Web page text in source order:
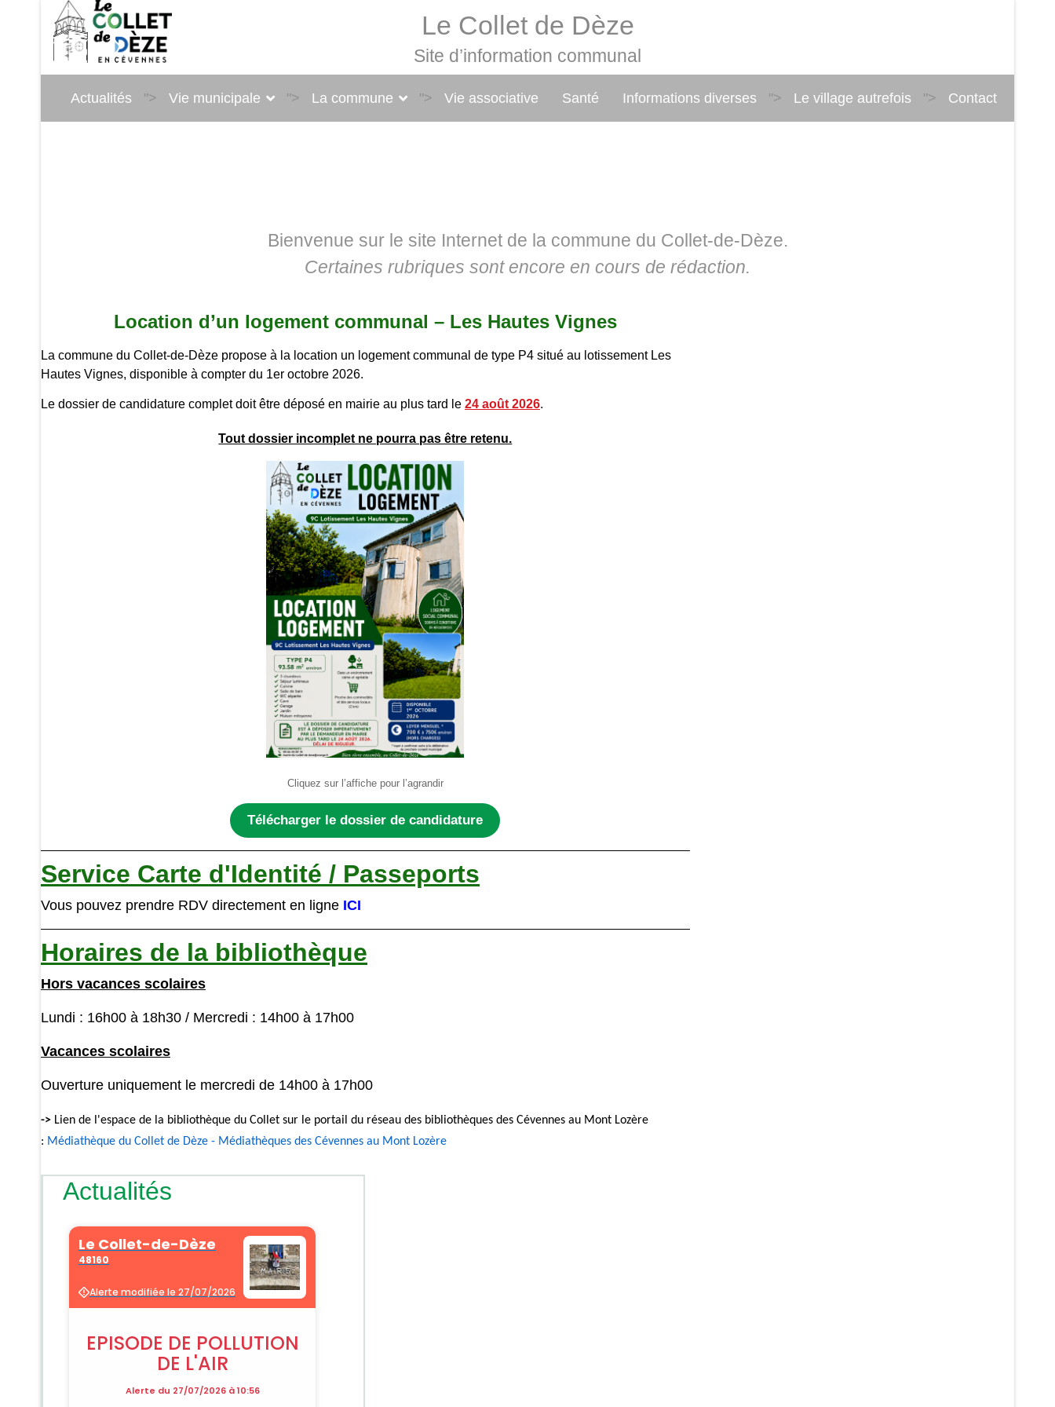
Le Collet de Dèze
Site d’information communal
Actualités "> Vie municipale "> La commune "> Vie associative Santé Informations diverses "> Le village autrefois "> Contact
Bienvenue sur le site Internet de la commune du Collet-de-Dèze.
Certaines rubriques sont encore en cours de rédaction.
Location d’un logement communal – Les Hautes Vignes
La commune du Collet-de-Dèze propose à la location un logement communal de type P4 situé au lotissement Les
Hautes Vignes, disponible à compter du 1er octobre 2026.
Le dossier de candidature complet doit être déposé en mairie au plus tard le 24 août 2026.
Tout dossier incomplet ne pourra pas être retenu.
Cliquez sur l’affiche pour l’agrandir
Télécharger le dossier de candidature
Service Carte d'Identité / Passeports
Vous pouvez prendre RDV directement en ligne ICI
Horaires de la bibliothèque
Hors vacances scolaires
Lundi : 16h00 à 18h30 / Mercredi : 14h00 à 17h00
Vacances scolaires
Ouverture uniquement le mercredi de 14h00 à 17h00
-> Lien de l'espace de la bibliothèque du Collet sur le portail du réseau des bibliothèques des Cévennes au Mont Lozère
: Médiathèque du Collet de Dèze - Médiathèques des Cévennes au Mont Lozère
Actualités